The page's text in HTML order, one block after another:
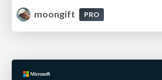
moongift
PRO